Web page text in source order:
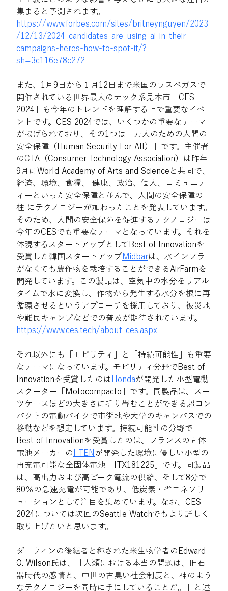
集まると予測されます。
https://www.forbes.com/sites/britneynguyen/2023
/12/13/2024-candidates-are-using-ai-in-their-
campaigns-heres-how-to-spot-it/?
sh=3c116e78c272
また、1月9日から１月12日まで米国のラスベガスで
開催されている世界最大のテック系見本市「CES
2024」も今年のトレンドを理解する上で重要なイベ
ントです。CES 2024では、いくつかの重要なテーマ
が掲げられており、その1つは「万人のための人間の
安全保障（Human Security For All）」です。主催者
のCTA（Consumer Technology Association）は昨年
9月にWorld Academy of Arts and Scienceと共同で、
経済、環境、食糧、 健康、政治、個人、コミュニテ
ィーといった安全保障と並んで、人間の安全保障の
柱 にテクノロジーが加わったことを発表しています。
そのため、人間の安全保障を促進するテクノロジーは
今年のCESでも重要なテーマとなっています。それを
体現するスタートアップとしてBest of Innovationを
受賞した韓国スタートアップMidbarは、水インフラ
がなくても農作物を栽培することができるAirFarmを
開発しています。この製品は、空気中の水分をリアル
タイムで水に変換し、作物から発生する水分を根に再
循環させるというアプローチを採用しており、被災地
や難民キャンプなどでの普及が期待されています。
https://www.ces.tech/about-ces.aspx
それ以外にも「モビリティ」と「持続可能性」も重要
なテーマになっています。モビリティ分野でBest of
Innovationを受賞したのは Hondaが開発した小型電動
スクーター「Motocompacto」です。同製品は、スー
ツケースほどの大きさに折り畳むことができる超コン
パクトの電動バイクで市街地や大学のキャンパスでの
移動などを想定しています。持続可能性の分野で
Best of Innovationを受賞したのは、フランスの固体
電池メーカーの I-TEN が開発した環境に優しい小型の
再充電可能な全固体電池「ITX181225」です。同製品
は、高出力および高ピーク電流の供給、そして8分で
80％の急速充電が可能であり、低炭素・省エネソリ
ューションとして注目を集めています。なお、CES
2024については次回のSeattle Watchでもより詳しく
取り上げたいと思います。
ダーウィンの後継者と称された米生物学者のEdward
O. Wilson氏は、「人類における本当の問題は、旧石
器時代の感情と、中世の古臭い社会制度と、神のよう
なテクノロジーを同時に手にしていることだ。」と述